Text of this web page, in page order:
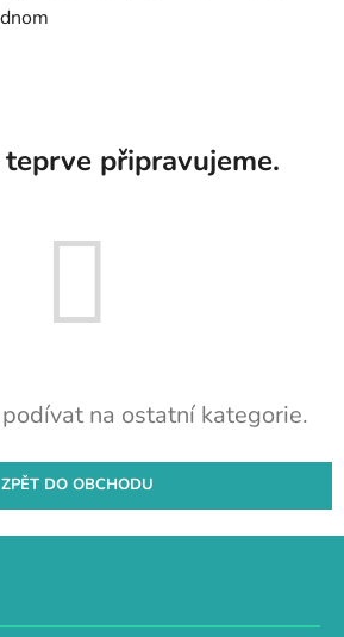
připravujeme.
na ostatní kategorie.
ZPĚT DO OBCHODU